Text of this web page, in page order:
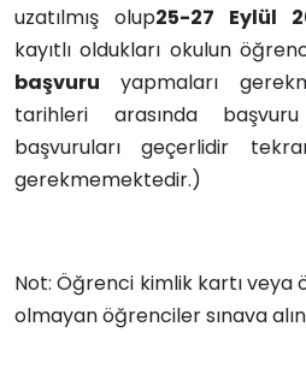
uzatılmış olup25-27 Eylül
kayıtlı oldukları okulun
başvuru yapmaları
tarihleri arasında
başvuruları geçerlidir
gerekmemektedir.)
Not: Öğrenci kimlik kartı veya
olmayan öğrenciler sınava